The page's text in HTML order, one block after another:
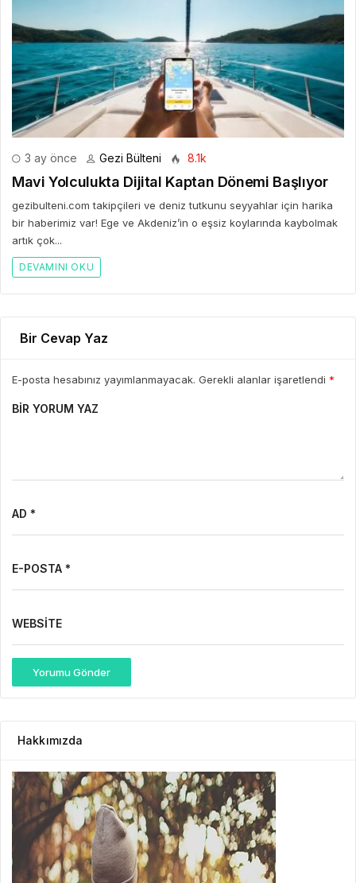
3 ay önce Gezi Bülteni 8.1k
Mavi Yolculukta Dijital Kaptan Dönemi Başlıyor
gezibulteni.com takipçileri ve deniz tutkunu seyyahlar için harika
bir haberimiz var! Ege ve Akdeniz’in o eşsiz koylarında kaybolmak
artık çok...
DEVAMINI OKU
Bir Cevap Yaz
E-posta hesabınız yayımlanmayacak. Gerekli alanlar işaretlendi *
BIR YORUM YAZ
AD *
E-POSTA *
WEBSITE
Yorumu Gönder
Hakkımızda